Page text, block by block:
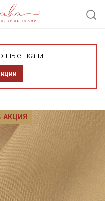
ткани!
АКЦИЯ